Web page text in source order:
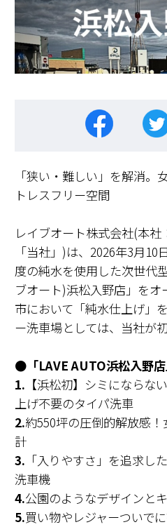
「狭い・難しい」を解消。
トレスフリー空間
レイブオート株式会社(本
「当社」)は、2026年3月
度の純水を使用した次世代
ブオート)浜松入野店」をオ
市において「純水仕上げ」
ー洗車場としては、当社が
●「LAVE AUTO浜松入野
1. 【浜松初】シミにならな
上げ不要のタイパ洗車
2.約550坪の圧倒的解放感
計
3. 「入りやすさ」を追求し
洗車機
4.公園のようなデザインと
5.買い物やレジャーついで